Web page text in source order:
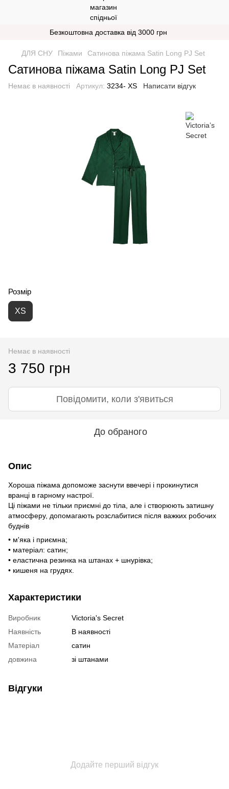
Безкоштовна доставка від 3000 грн
ДЛЯ СНУ Піжами Сатинова піжама Satin Long PJ Set
Сатинова піжама Satin Long PJ Set
Немає в наявності Артикул: 3234- XS Написати відгук
Розмір
XS
Немає в наявності
3 750 грн
Повідомити, коли з'явиться
До обраного
Опис
Хороша піжама допоможе заснути ввечері і прокинутися
вранці в гарному настрої.
Ці піжами не тільки приємні до тіла, але і створюють затишну
атмосферу, допомагають розслабитися після важких робочих
буднів
• м'яка і приємна;
• матеріал: сатин;
• еластична резинка на штанах + шнурівка;
• кишеня на грудях.
Характеристики
Виробник
Victoria's Secret
Наявність
В наявності
Матеріал
сатин
довжина
зі штанами
Відгуки
Додайте перший відгук